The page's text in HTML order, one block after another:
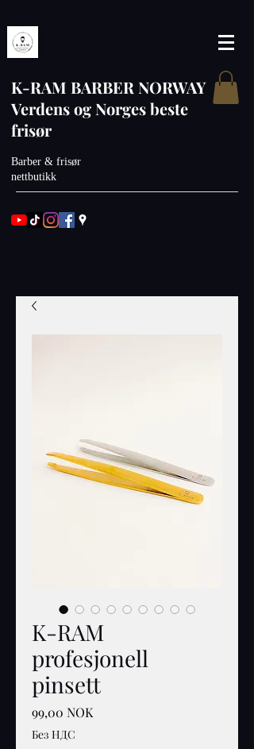
K-RAM BARBER NORWAY
Verdens og Norges beste
frisør
Barber & frisør
nettbutikk
K-RAM
profesjonell
pinsett
99,00 NOKЦена
Без НДС